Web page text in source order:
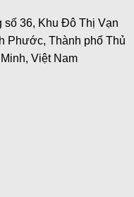
số 36, Khu Đô Thị Vạn
Phước, Thành phố Thủ
Việt Nam